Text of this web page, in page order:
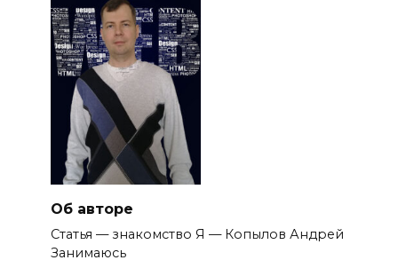
Об авторе
Cтатья — знакомство Я — Копылов Андрей
Занимаюсь